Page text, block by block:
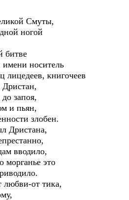
Смуты,
ногой
битве
носитель
лицедеев, книгочеев
запоя,
и пьян,
злобен.
Дристана,
вводило,
морганье это
любви-от тика,